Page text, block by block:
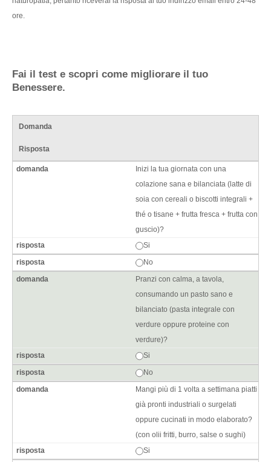
ore.
Fai il test e scopri come migliorare il tuo
Benessere.
Domanda
Risposta
Inizi la tua giornata con una
colazione sana e bilanciata (latte di
soia con cereali o biscotti integrali +
thé o tisane + frutta fresca + frutta con
guscio)?
Si
No
Pranzi con calma, a tavola,
consumando un pasto sano e
bilanciato (pasta integrale con
verdure oppure proteine con
verdure)?
Si
No
Mangi più di 1 volta a settimana piatti
già pronti industriali o surgelati
oppure cucinati in modo elaborato?
(con olii fritti, burro, salse o sughi)
Si